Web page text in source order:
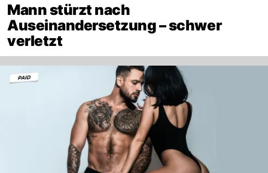
Mann stürzt nach
Auseinandersetzung – schwer
verletzt